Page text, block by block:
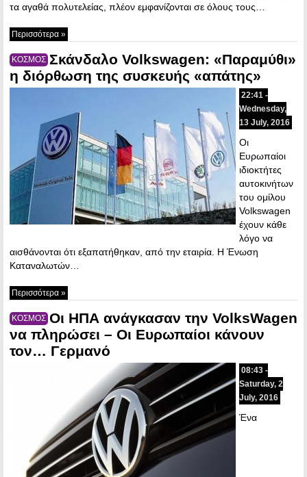
τα αγαθά πολυτελείας, πλέον εμφανίζονται σε όλους τους…
Περισσότερα »
ΚΟΣΜΟΣ Σκάνδαλο Volkswagen: «Παραμύθι»
η διόρθωση της συσκευής «απάτης»
22:41 -
Wednesday,
13 July, 2016
Οι
Ευρωπαίοι
ιδιοκτήτες
αυτοκινήτων
του ομίλου
Volkswagen
έχουν κάθε
λόγο να
αισθάνονται ότι εξαπατήθηκαν, από την εταιρία. Η Ένωση
Καταναλωτών…
Περισσότερα »
ΚΟΣΜΟΣ Οι ΗΠΑ ανάγκασαν την VolksWagen
να πληρώσει – Οι Ευρωπαίοι κάνουν
τον… Γερμανό
08:43 -
Saturday, 2
July, 2016
Ένα